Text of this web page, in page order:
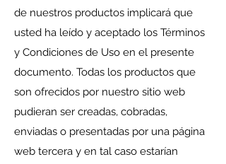
de nuestros productos implicará que
usted ha leído y aceptado los Términos
y Condiciones de Uso en el presente
documento. Todas los productos que
son ofrecidos por nuestro sitio web
pudieran ser creadas, cobradas,
enviadas o presentadas por una página
web tercera y en tal caso estarían